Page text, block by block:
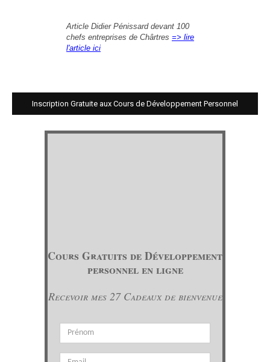
Article Didier Pénissard devant 100
chefs entreprises de Chârtres => lire
l'article ici
Inscription Gratuite aux Cours de Développement Personnel
Cours Gratuits de Développement
personnel en ligne
Recevoir mes 27 Cadeaux de bienvenue